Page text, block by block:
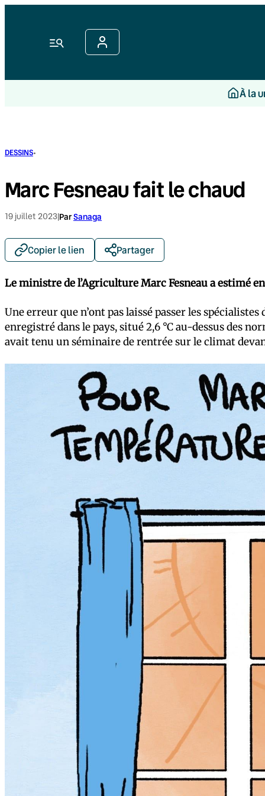
Menu
À la
DESSINS·
Marc Fesneau fait le chaud
19 juillet 2023|ParSanaga
Copier le lien Partager
Le ministre de l’Agriculture Marc Fesneau a estimé
Une erreur que n’ont pas laissé passer les
enregistré dans le pays, situé 2,6 °C au-dessus des
avait tenu un séminaire de rentrée sur le climat